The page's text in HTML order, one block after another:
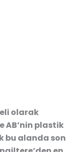
olarak
AB’nin plastik
bu alanda son